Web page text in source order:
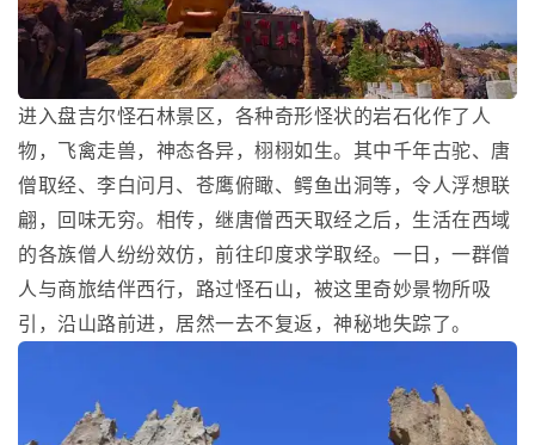
进入盘吉尔怪石林景区，各种奇形怪状的岩石化作了人
物，飞禽走兽，神态各异，栩栩如生。其中千年古驼、唐
僧取经、李白问月、苍鹰俯瞰、鳄鱼出洞等，令人浮想联
翩，回味无穷。相传，继唐僧西天取经之后，生活在西域
的各族僧人纷纷效仿，前往印度求学取经。一日，一群僧
人与商旅结伴西行，路过怪石山，被这里奇妙景物所吸
引，沿山路前进，居然一去不复返，神秘地失踪了。